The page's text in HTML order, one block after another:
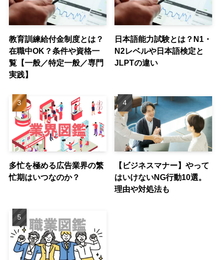
教育訓練給付金制度とは？
在職中OK？条件や資格一
覧【一般／特定一般／専門
実践】
日本語能力試験とは？N1・
N2レベルや日本語検定と
JLPTの違い
多忙を極める広告業界の繁
忙期はいつなのか？
【ビジネスマナー】やって
はいけないNG行動10選。
理由や対処法も